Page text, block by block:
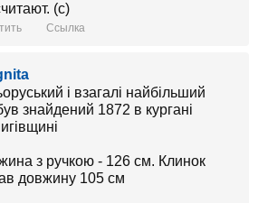
(с)
Ссылка
і взагалі найбільший
знайдений 1872 в кургані
з ручкою - 126 см. Клинок
довжину 105 см